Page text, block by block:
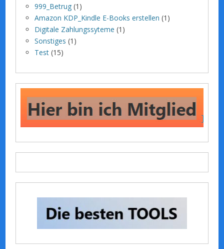
999_Betrug (1)
Amazon KDP_Kindle E-Books erstellen (1)
Digitale Zahlungssyteme (1)
Sonstiges (1)
Test (15)